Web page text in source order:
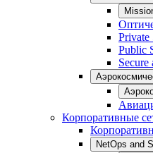
Private
Public
Корпоративные
NetOps and